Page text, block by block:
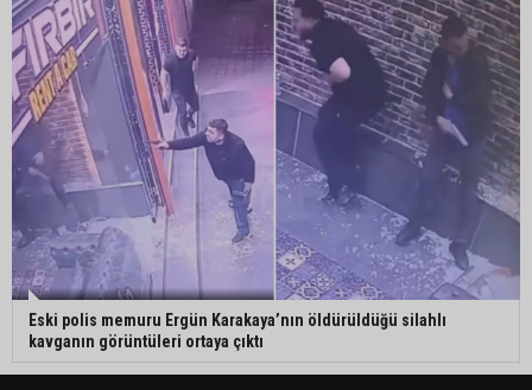
Eski polis memuru Ergün Karakaya’nın öldürüldüğü silahlı
kavganın görüntüleri ortaya çıktı